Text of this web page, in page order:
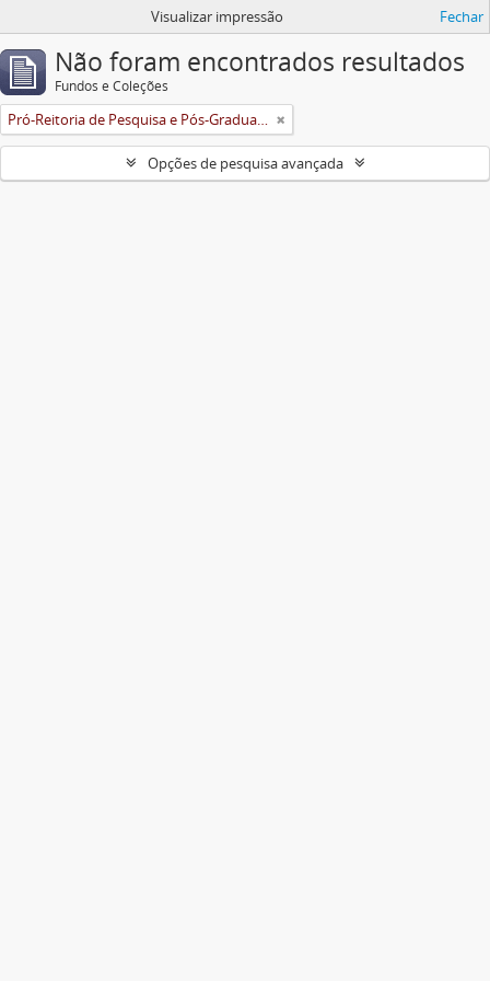
Visualizar impressão Fechar
Não foram encontrados resultados
Fundos e Coleções
Pró-Reitoria de Pesquisa e Pós-Graduação
Opções de pesquisa avançada